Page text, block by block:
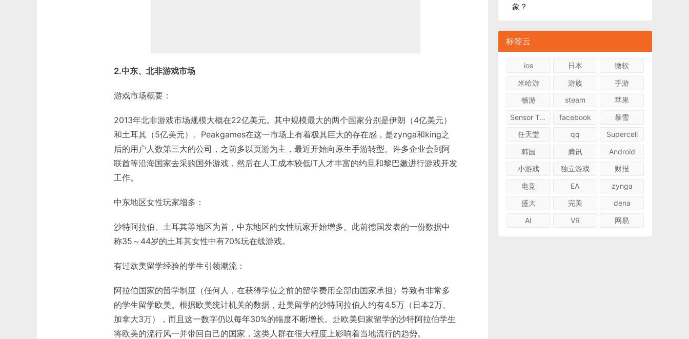
2.中东、北非游戏市场
游戏市场概要：
2013年北非游戏市场规模大概在22亿美元。其中规模最大的两个国家分别是伊朗（4亿美元）
和土耳其（5亿美元）。Peakgames在这一市场上有着极其巨大的存在感，是zynga和king之
后的用户人数第三大的公司，之前多以页游为主，最近开始向原生手游转型。许多企业会到阿
联酋等沿海国家去采购国外游戏，然后在人工成本较低IT人才丰富的约旦和黎巴嫩进行游戏开发
工作。
中东地区女性玩家增多：
沙特阿拉伯、土耳其等地区为首，中东地区的女性玩家开始增多。此前德国发表的一份数据中
称35～44岁的土耳其女性中有70%玩在线游戏。
有过欧美留学经验的学生引领潮流：
阿拉伯国家的留学制度（任何人，在获得学位之前的留学费用全部由国家承担）导致有非常多
的学生留学欧美。根据欧美统计机关的数据，赴美留学的沙特阿拉伯人约有4.5万（日本2万、
加拿大3万），而且这一数字仍以每年30%的幅度不断增长。赴欧美归家留学的沙特阿拉伯学生
将欧美的流行风一并带回自己的国家，这类人群在很大程度上影响着当地流行的趋势。
象？
标签云
ios 日本
微软
米哈游
游族
手游
畅游
steam
苹果
Sensor Tower
facebook
暴雪
任天堂
qq
Supercell
韩国
腾讯
Android
小游戏
独立游戏
财报
电竞
EA
zynga
盛大
完美
dena
AI
VR 网易